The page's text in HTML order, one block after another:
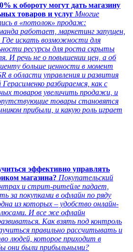
к обороту могут дать магазину
товаров и услуг Многие
в «потолок» продаж:
работает, маркетинг запущен,
искать возможности для
ресурсы для роста скрыты
И речь не о повышении цен, а об
больше ценности в момент
в области управления и развития
разбираемся, как с
товаров увеличить продажи, и
товары становятся
прибыли, и какую роль играет
эффективно управлять
магазина? Покупательский
и стрит-ритейле падает,
за покупками в офлайн по ряду
из которых – удобство онлайн-
И все же офлайн
Как взять под контроль
правильно рассчитывать и
людей, которое приходит в
они были прибыльными?